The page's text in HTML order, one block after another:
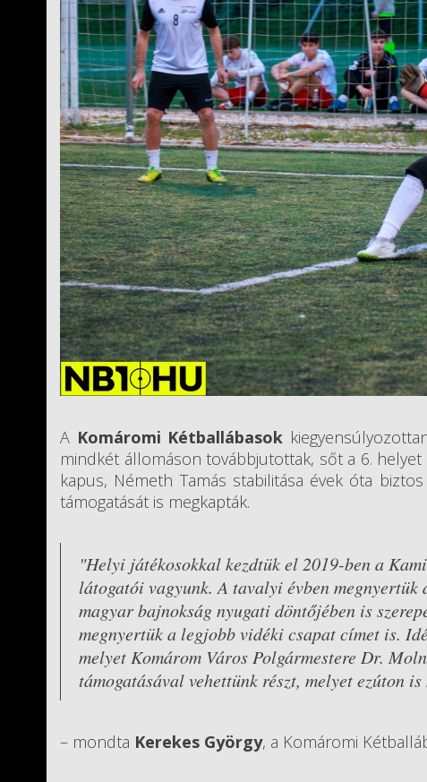
A Komáromi Kétballábasok
mindkét állomáson továbbjutottak, sőt a 6.
kapus, Németh Tamás stabilitása évek óta
támogatását is megkapták.
"Helyi játékosokkal kezdtük el 2019-ben a
látogatói vagyunk. A tavalyi évben
magyar bajnokság nyugati döntőjében is
megnyertük a legjobb vidéki csapat címet is.
melyet Komárom Város Polgármestere Dr.
támogatásával vehettünk részt, melyet ezúton
– mondta Kerekes György, a Komáromi